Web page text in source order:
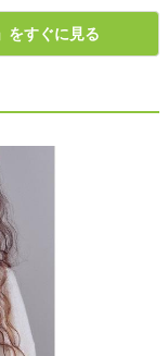
をすぐに見る